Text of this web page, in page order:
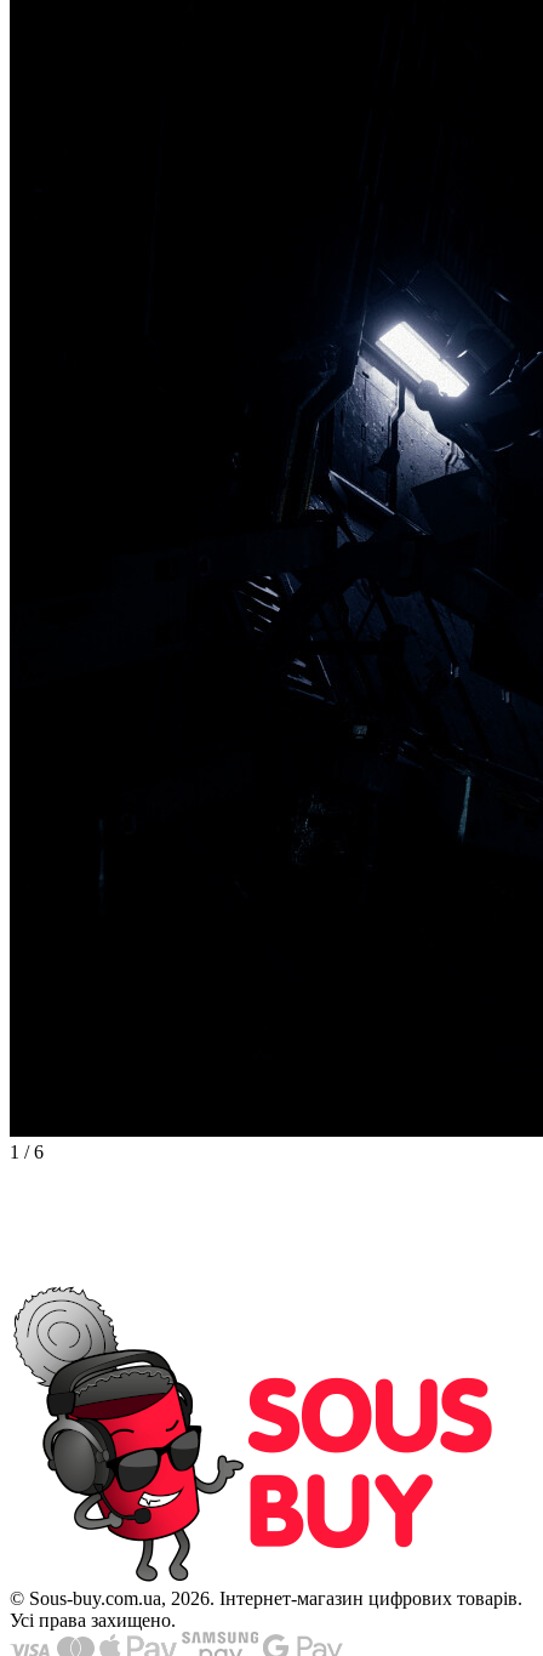
1 /6
© Sous-buy.com.ua, 2026. Інтернет-магазин цифрових товарів.
Усі права захищено.